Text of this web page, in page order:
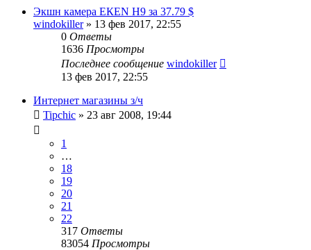
Экшн камера ЕКЕN H9 за 37.79 $
windokiller» 13 фев 2017, 22:55
0 Ответы
1636 Просмотры
Последнее сообщение windokiller
13 фев 2017, 22:55
Интернет магазины з/ч
Tipchic » 23 авг 2008, 19:44
1
…
18
19
20
21
22
317 Ответы
83054 Просмотры